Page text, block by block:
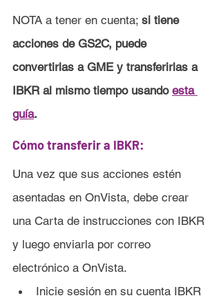
NOTA a tener en cuenta; si tiene
acciones de GS2C, puede
convertirlas a GME y transferirlas a
IBKR al mismo tiempo usando esta
guía.
Cómo transferir a IBKR:
Una vez que sus acciones estén
asentadas en OnVista, debe crear
una Carta de instrucciones con IBKR
y luego enviarla por correo
electrónico a OnVista.
Inicie sesión en su cuenta IBKR